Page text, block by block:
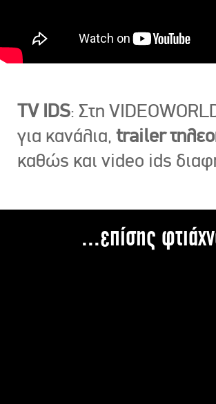
TV IDS: Στη
για κανάλια, trailer
καθώς και video ids
...επίσης